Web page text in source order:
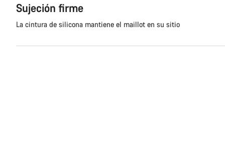
Sujeción firme
La cintura de silicona mantiene el maillot en su sitio